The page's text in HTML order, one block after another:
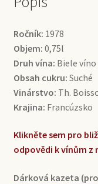
Ročník: 1978
Objem: 0,75l
Druh vína: Biele víno
Obsah cukru: Suché
Vinárstvo: Th.
Krajina: Francúzsko
Klikněte sem pro
odpovědi k vínům z
Dárková kazeta